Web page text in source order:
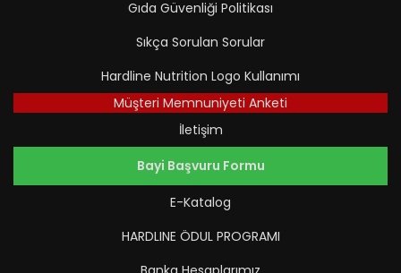
Gıda Güvenliği Politikası
Sıkça Sorulan Sorular
Hardline Nutrition Logo Kullanımı
Müşteri Memnuniyeti Anketi
İletişim
Bayi Başvuru Formu
E-Katalog
HARDLINE ÖDUL PROGRAMI